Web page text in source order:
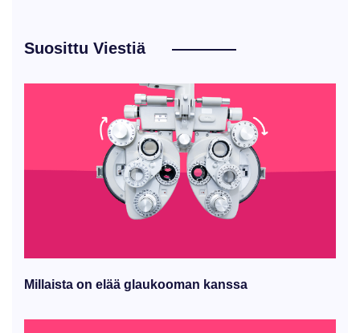
Suosittu Viestiä
Millaista on elää glaukooman kanssa